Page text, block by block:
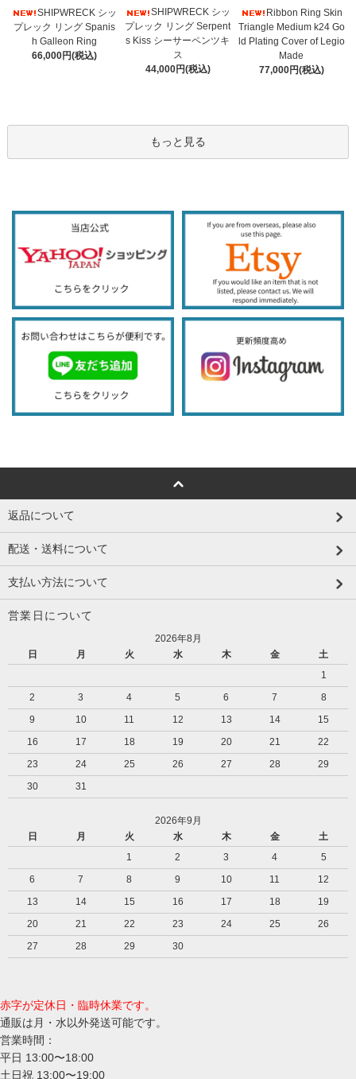
SHIPWRECK シッ
プレック リング Spanis
h Galleon Ring
66,000円(税込)
SHIPWRECK シッ
プレック リング Serpent
s Kiss シーサーペンツキ
ス
44,000円(税込)
Ribbon Ring Skin
Triangle Medium k24 Go
ld Plating Cover of Legio
Made
77,000円(税込)
もっと見る
返品について
配送・送料について
支払い方法について
営業日について
2026年8月
日
月 火 水 木 金
土
1
2
3 4 5 6 7
8
9
10 11 12 13 14
15
16
17 18 19 20 21
22
23
24 25 26 27 28
29
30
31
2026年9月
日
月 火 水 木 金
土
1
2 3 4
5
6
7 8 9 10 11
12
13
14 15 16 17 18
19
20
21 22 23 24 25
26
27
28 29 30
赤字が定休日・臨時休業です。
通販は月・水以外発送可能です。
営業時間：
平日 13:00〜18:00
土日祝 13:00〜19:00